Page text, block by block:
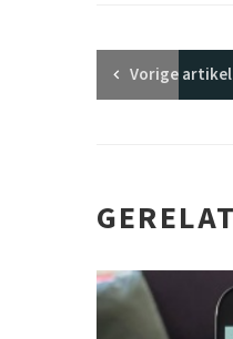
Vorigeartikel